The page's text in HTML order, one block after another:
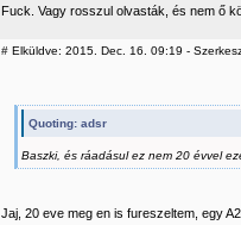
Fuck. Vagy rosszul olvasták, és nem ő
# Elküldve: 2015. Dec. 16. 09:19 -
Quoting: adsr
Baszki, és ráadásul ez nem 20 évvel
Jaj, 20 eve meg en is fureszeltem, egy